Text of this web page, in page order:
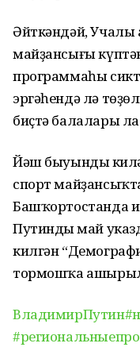
Әйткәндәй,
майҙансығы
программаһы
эргәһендә лә
биҫтә балалары
Йәш быуындың
спорт
Башҡортостанда
Путиндың май
килгән
тормошҡа
ВладимирПутин